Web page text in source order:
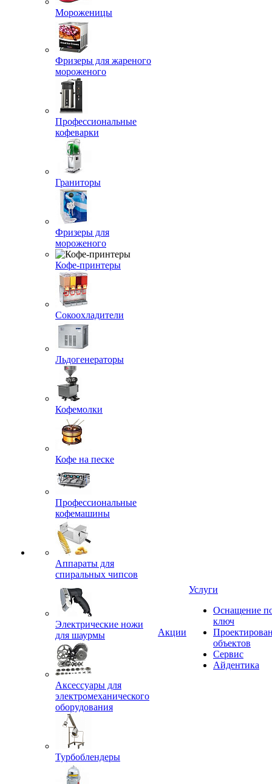
Мороженицы
Фризеры для жареного
мороженого
Профессиональные
кофеварки
Граниторы
Фризеры для
мороженого
Кофе-принтеры
Сокоохладители
Льдогенераторы
Кофемолки
Кофе на песке
Профессиональные
кофемашины
Аппараты для
спиральных чипсов
Электрические ножи
для шаурмы
Аксессуары для
электромеханического
оборудования
Турбоблендеры
Акции
Услуги
Оснащение
ключ
объектов
Сервис
Айдентика